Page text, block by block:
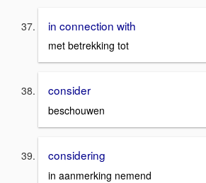
in connection with
met betrekking tot
consider
beschouwen
considering
in aanmerking nemend